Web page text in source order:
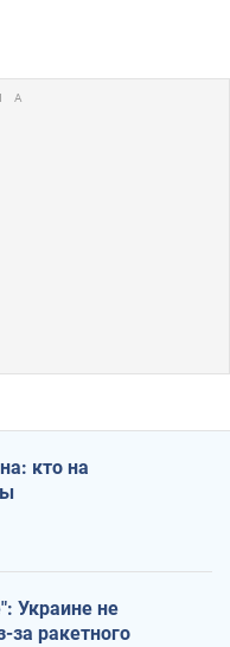
кто на
Украине не
за ракетного